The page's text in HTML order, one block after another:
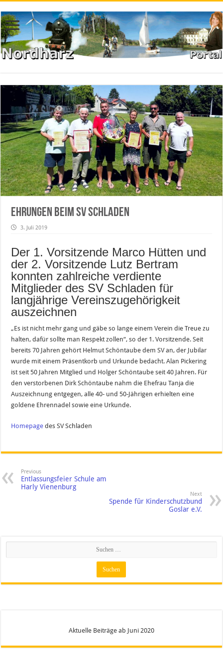
Ehrungen beim SV Schladen
3. Juli 2019
Der 1. Vorsitzende Marco Hütten und
der 2. Vorsitzende Lutz Bertram
konnten zahlreiche verdiente
Mitglieder des SV Schladen für
langjährige Vereinszugehörigkeit
auszeichnen
„Es ist nicht mehr gang und gäbe so lange einem Verein die Treue zu
halten, dafür sollte man Respekt zollen“, so der 1. Vorsitzende. Seit
bereits 70 Jahren gehört Helmut Schöntaube dem SV an, der Jubilar
wurde mit einem Präsentkorb und Urkunde bedacht. Alan Pickering
ist seit 50 Jahren Mitglied und Holger Schöntaube seit 40 Jahren. Für
den verstorbenen Dirk Schöntaube nahm die Ehefrau Tanja die
Auszeichnung entgegen, alle 40- und 50-Jährigen erhielten eine
goldene Ehrennadel sowie eine Urkunde.
Homepage des SV Schladen
Previous
Entlassungsfeier Schule am
Harly Vienenburg
Next
Spende für Kinderschutzbund
Goslar e.V.
Aktuelle Beiträge ab Juni 2020